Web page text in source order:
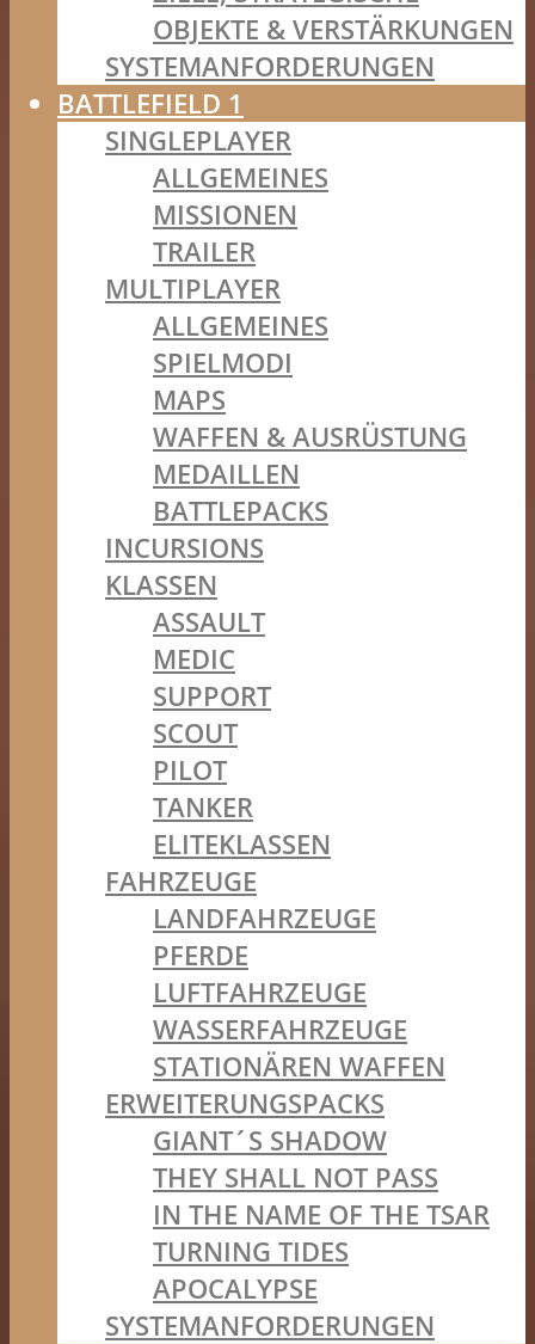
OBJEKTE & VERSTÄRKUNGEN
SYSTEMANFORDERUNGEN
BATTLEFIELD 1
SINGLEPLAYER
ALLGEMEINES
MISSIONEN
TRAILER
MULTIPLAYER
ALLGEMEINES
SPIELMODI
MAPS
WAFFEN & AUSRÜSTUNG
MEDAILLEN
BATTLEPACKS
INCURSIONS
KLASSEN
ASSAULT
MEDIC
SUPPORT
SCOUT
PILOT
TANKER
ELITEKLASSEN
FAHRZEUGE
LANDFAHRZEUGE
PFERDE
LUFTFAHRZEUGE
WASSERFAHRZEUGE
STATIONÄREN WAFFEN
ERWEITERUNGSPACKS
GIANT´S SHADOW
THEY SHALL NOT PASS
IN THE NAME OF THE TSAR
TURNING TIDES
APOCALYPSE
SYSTEMANFORDERUNGEN